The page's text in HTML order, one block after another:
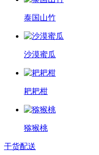
泰国山竹
沙漠蜜瓜
耙耙柑
猕猴桃
干货配送